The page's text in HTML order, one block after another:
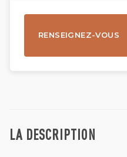
LA DESCRIPTION
RENSEIGNEZ-VOUS